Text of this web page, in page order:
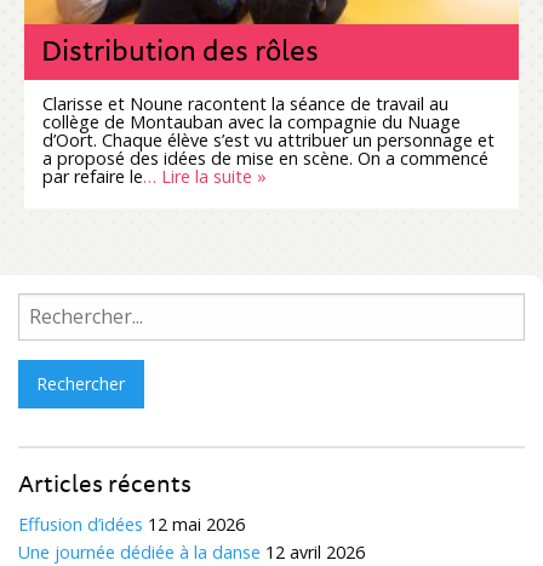
Distribution des rôles
Clarisse et Noune racontent la séance de travail au
collège de Montauban avec la compagnie du Nuage
d’Oort. Chaque élève s’est vu attribuer un personnage et
a proposé des idées de mise en scène. On a commencé
par refaire le… Lire la suite »
Rechercher :
Articles récents
Effusion d’idées 12 mai 2026
Une journée dédiée à la danse 12 avril 2026